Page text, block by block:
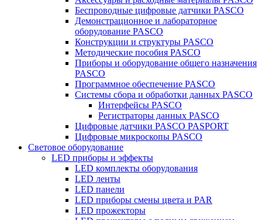
Беспроводные цифровые датчики PASCO
Демонстрационное и лабораторное
оборудование PASCO
Конструкции и структуры PASCO
Методические пособия PASCO
Приборы и оборудование общего назначения
PASCO
Программное обеспечение PASCO
Системы сбора и обработки данных PASCO
Интерфейсы PASCO
Регистраторы данных PASCO
Цифровые датчики PASCO PASPORT
Цифровые микроскопы PASCO
Световое оборудование
LED приборы и эффекты
LED комплекты оборудования
LED ленты
LED панели
LED приборы смены цвета и PAR
LED прожекторы